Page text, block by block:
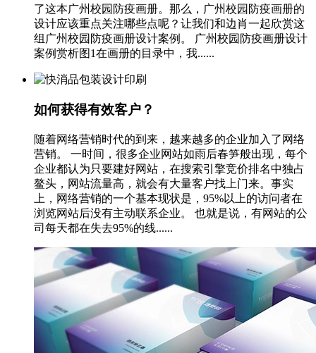
了这本广州校园防疫画册。那么，广州校园防疫画册的
设计应该重点关注哪些点呢？让我们和边肖一起欣赏这
组广州校园防疫画册设计案例。 广州校园防疫画册设计
案例赏析图1在画册的目录中，我......
如何获得有效客户？
随着网络营销时代的到来，越来越多的企业加入了网络
营销。 一时间，很多企业网站如雨后春笋般出现，每个
企业都认为只要建好网站，在搜索引擎竞价排名中独占
鳌头，网站流量高，就会有大量客户找上门来。事实
上，网络营销的一个基本现状是，95%以上的访问者在
浏览网站后没有主动联系企业。 也就是说，有网站的公
司每天都在失去95%的线......